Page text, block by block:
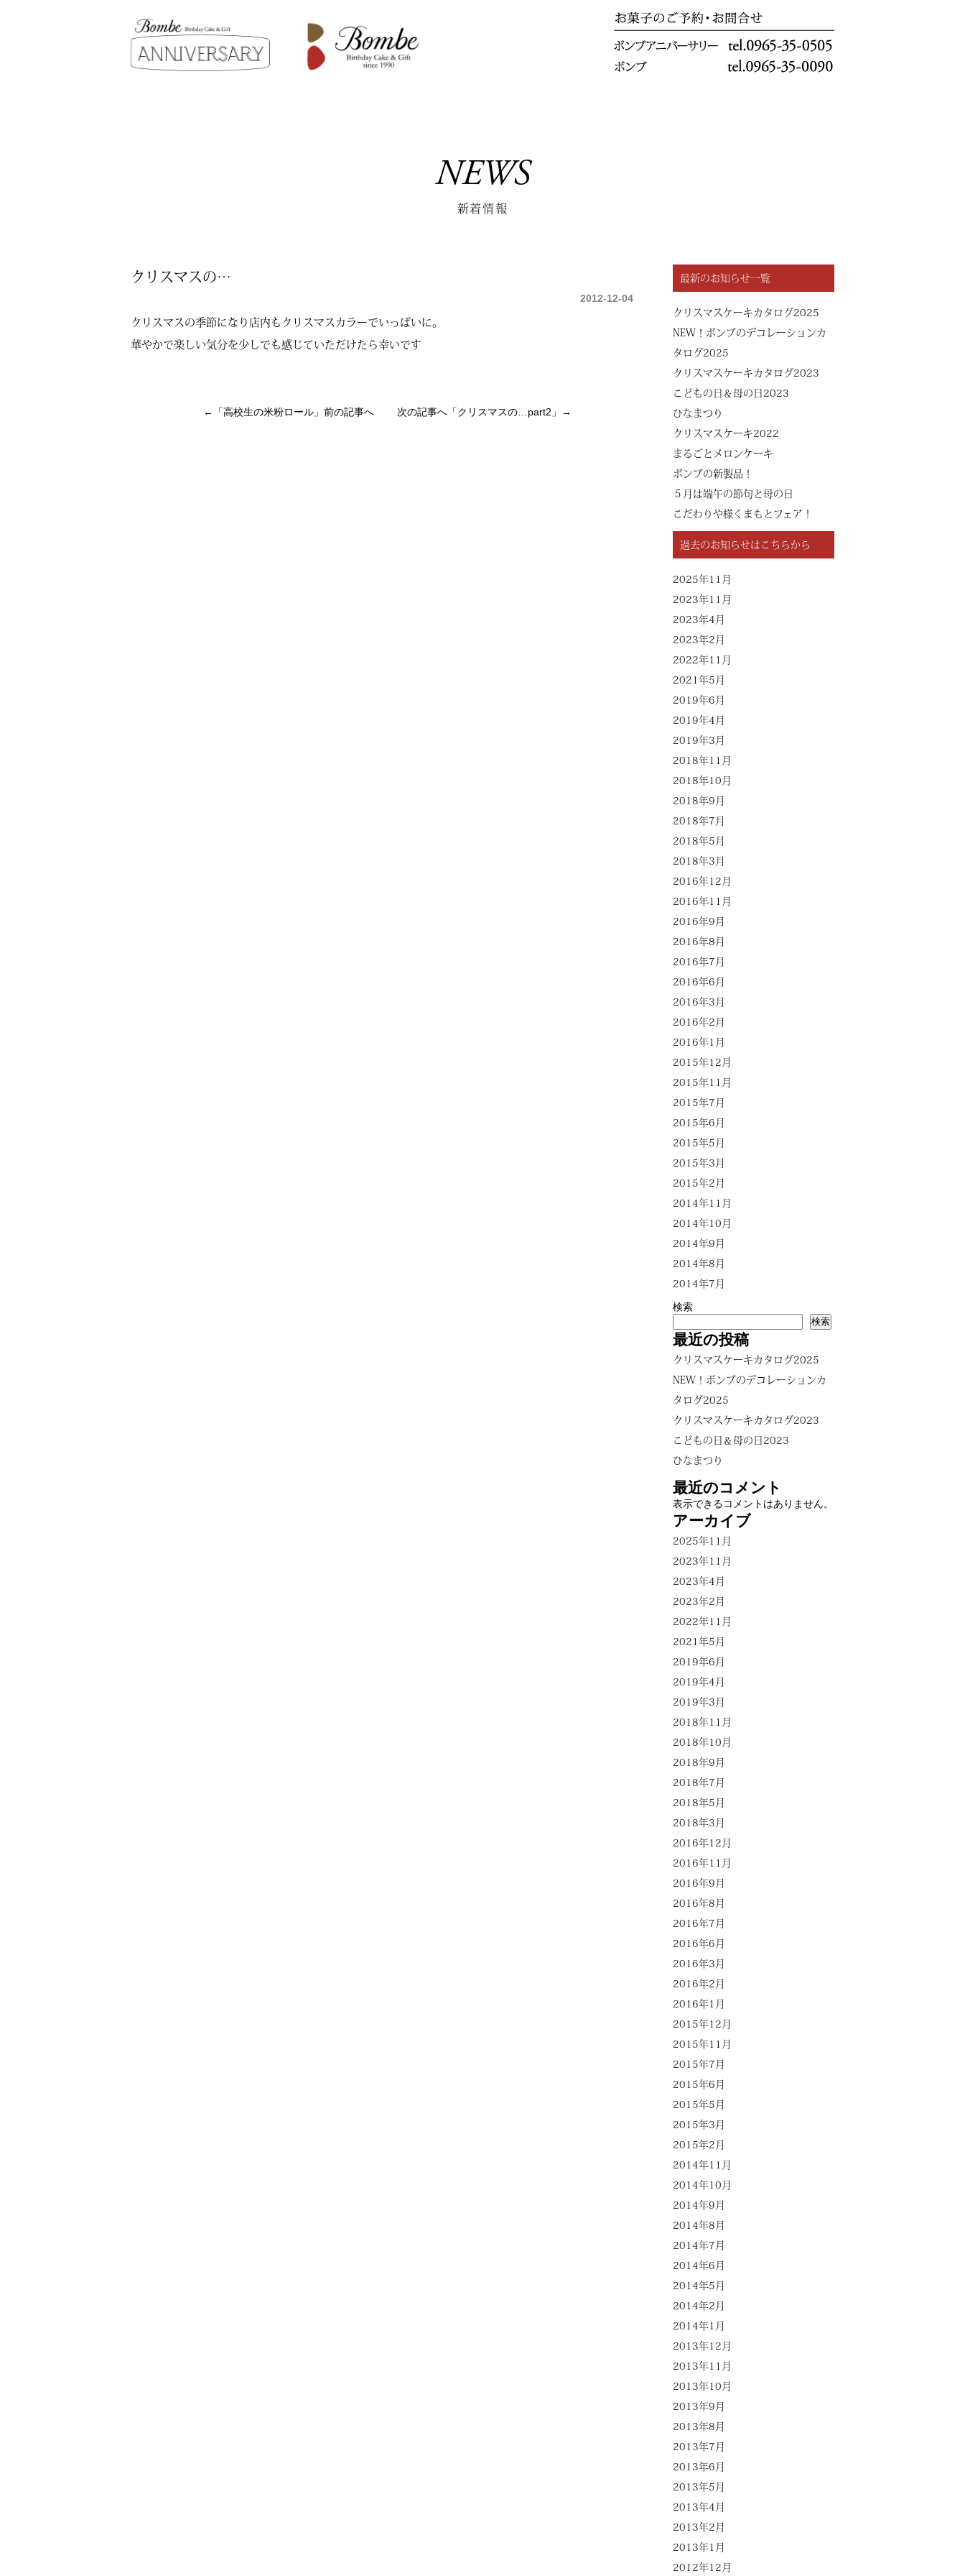
NEWS
新着情報
クリスマスの…
2012-12-04
クリスマスの季節になり店内もクリスマスカラーでいっぱいに。
華やかで楽しい気分を少しでも感じていただけたら幸いです
←「高校生の米粉ロール 」前の記事へ 次の記事へ「クリスマスの…part2 」→
最新のお知らせ一覧
クリスマスケーキカタログ2025
NEW！ボンブのデコレーションカ
タログ2025
クリスマスケーキカタログ2023
こどもの日＆母の日2023
ひなまつり
クリスマスケーキ2022
まるごとメロンケーキ
ボンブの新製品！
５月は端午の節句と母の日
こだわりや様くまもとフェア！
過去のお知らせはこちらから
2025年11月
2023年11月
2023年4月
2023年2月
2022年11月
2021年5月
2019年6月
2019年4月
2019年3月
2018年11月
2018年10月
2018年9月
2018年7月
2018年5月
2018年3月
2016年12月
2016年11月
2016年9月
2016年8月
2016年7月
2016年6月
2016年3月
2016年2月
2016年1月
2015年12月
2015年11月
2015年7月
2015年6月
2015年5月
2015年3月
2015年2月
2014年11月
2014年10月
2014年9月
2014年8月
2014年7月
検索
検索
最近の投稿
クリスマスケーキカタログ2025
NEW！ボンブのデコレーションカ
タログ2025
クリスマスケーキカタログ2023
こどもの日＆母の日2023
ひなまつり
最近のコメント
表示できるコメントはありません。
アーカイブ
2025年11月
2023年11月
2023年4月
2023年2月
2022年11月
2021年5月
2019年6月
2019年4月
2019年3月
2018年11月
2018年10月
2018年9月
2018年7月
2018年5月
2018年3月
2016年12月
2016年11月
2016年9月
2016年8月
2016年7月
2016年6月
2016年3月
2016年2月
2016年1月
2015年12月
2015年11月
2015年7月
2015年6月
2015年5月
2015年3月
2015年2月
2014年11月
2014年10月
2014年9月
2014年8月
2014年7月
2014年6月
2014年5月
2014年2月
2014年1月
2013年12月
2013年11月
2013年10月
2013年9月
2013年8月
2013年7月
2013年6月
2013年5月
2013年4月
2013年2月
2013年1月
2012年12月